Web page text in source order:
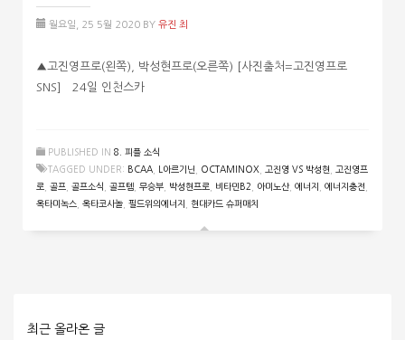
월요일, 25 5월 2020 BY 유진 최
▲고진영프로(왼쪽), 박성현프로(오른쪽) [사진출처=고진영프로
SNS] 24일 인천스카
PUBLISHED IN 8. 피플 소식
TAGGED UNDER: BCAA L아르기닌 OCTAMINOX 고진영 VS 박성현
고진영프
로
골프 골프소식 골프템 무승부 박성현프로 비타민B2 아미노산, 에너지 에너지충전
옥타미녹스 옥타코사놀 필드위의에너지 현대카드 슈퍼매치
최근 올라온 글